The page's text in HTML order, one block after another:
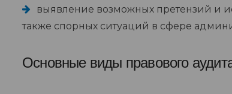
выявление возможных претензий и
также спорных ситуаций в сфере
Основные виды правового